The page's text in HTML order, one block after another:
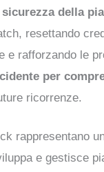
della
resettando
e rafforzando le
per
ricorrenze.
rappresentano
e gestisce